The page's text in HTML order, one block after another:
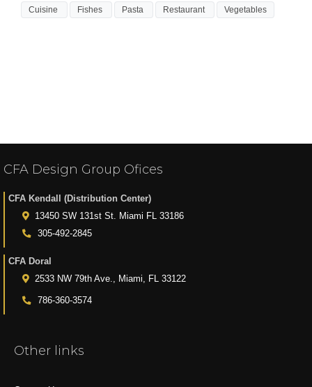
Cuisine Fishes Pasta Restaurant Vegetables
CFA Design Group Ofices
CFA Kendall (Distribution Center)
13450 SW 131st St. Miami FL 33186
305-492-2845
CFA Doral
2533 NW 79th Ave., Miami, FL 33122
786-360-3574
Other links